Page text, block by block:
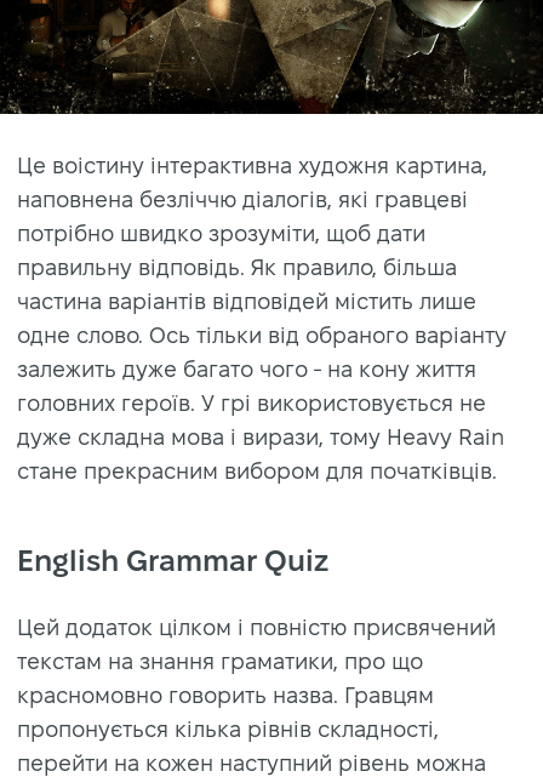
Це воістину інтерактивна художня картина,
наповнена безліччю діалогів, які гравцеві
потрібно швидко зрозуміти, щоб дати
правильну відповідь. Як правило, більша
частина варіантів відповідей містить лише
одне слово. Ось тільки від обраного варіанту
залежить дуже багато чого - на кону життя
головних героїв. У грі використовується не
дуже складна мова і вирази, тому Heavy Rain
стане прекрасним вибором для початківців.
English Grammar Quiz
Цей додаток цілком і повністю присвячений
текстам на знання граматики, про що
красномовно говорить назва. Гравцям
пропонується кілька рівнів складності,
перейти на кожен наступний рівень можна